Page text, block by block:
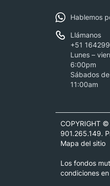
Hablemos
Llámanos
+51
Lunes –
6:00pm
Sábados
11:00am
COPYRIGHT
901.265.149.
Mapa del sitio
Los fondos
condiciones